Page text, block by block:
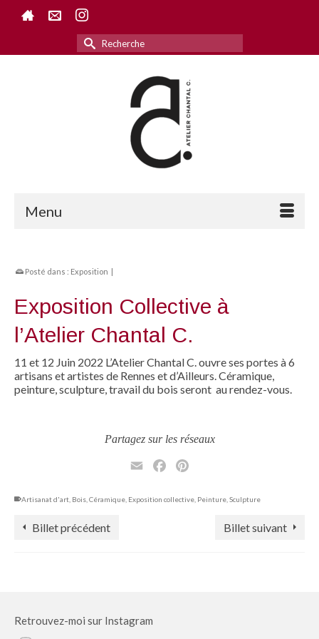
Rechercher :
Menu
Posté dans : Exposition |
Exposition Collective à
l’Atelier Chantal C.
11 et 12 Juin 2022 L’Atelier Chantal C. ouvre ses portes à 6
artisans et artistes de Rennes et d’Ailleurs. Céramique,
peinture, sculpture, travail du bois seront au rendez-vous.
Partagez sur les réseaux
Email Facebook
Artisanat d'art Bois Céramique Exposition collective Peinture Sculpture
Billet précédent Billet suivant
Retrouvez-moi sur Instagram